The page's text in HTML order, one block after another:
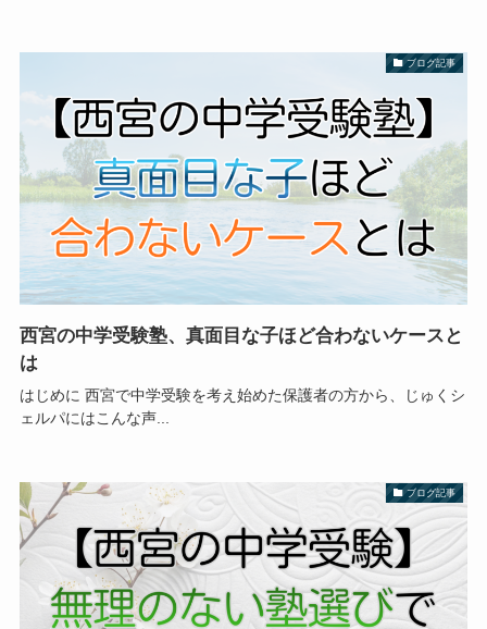
ブログ記事
西宮の中学受験塾、真面目な子ほど合わないケースと
は
はじめに 西宮で中学受験を考え始めた保護者の方から、じゅくシ
ェルパにはこんな声...
ブログ記事